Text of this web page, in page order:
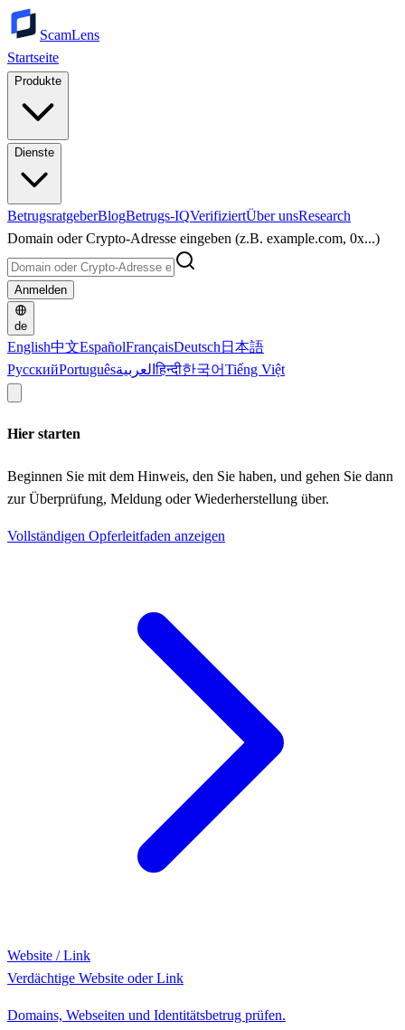
ScamLens
Startseite
Produkte
Dienste
BetrugsratgeberBlogBetrugs-IQVerifiziertÜber unsResearch
Domain oder Crypto-Adresse eingeben (z.B. example.com, 0x...)
Anmelden
de
English中文EspañolFrançaisDeutsch 日本語
РусскийPortuguêsالعربيةहिन्दी한국어Tiếng Việt
Hier starten
Beginnen Sie mit dem Hinweis, den Sie haben, und gehen Sie dann
zur Überprüfung, Meldung oder Wiederherstellung über.
Vollständigen Opferleitfaden anzeigen
Website / Link
Verdächtige Website oder Link
Domains, Webseiten und Identitätsbetrug prüfen.